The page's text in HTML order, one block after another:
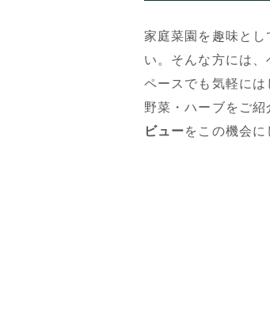
家庭菜園を趣味と
い。そんな方には
ペースでも気軽に
野菜・ハーブをご紹
ビューをこの機会に